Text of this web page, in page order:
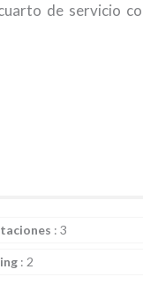
de servicio
: 3
: 2